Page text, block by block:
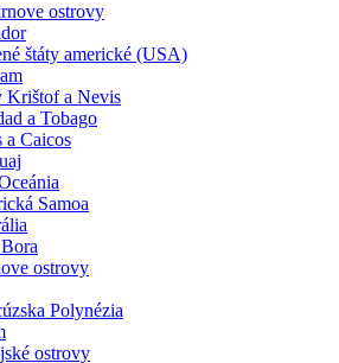
ostrovy
štáty americké (USA)
Krištof a Nevis
a Tobago
a Caicos
Samoa
ostrovy
Polynézia
ostrovy